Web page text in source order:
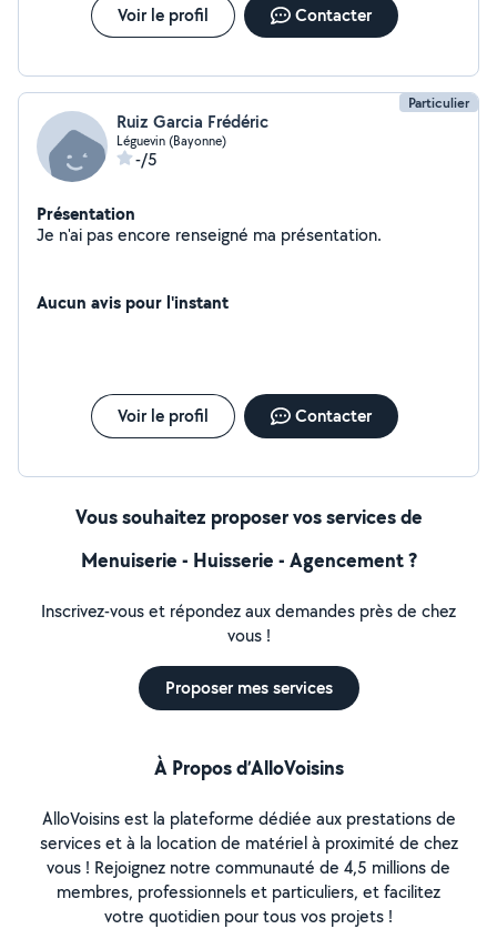
Voir le profil Contacter
Particulier
Ruiz Garcia Frédéric
Léguevin (Bayonne)
-/5
Présentation
Je n'ai pas encore renseigné ma présentation.
Aucun avis pour l'instant
Voir le profil Contacter
Vous souhaitez proposer vos services de
Menuiserie - Huisserie - Agencement ?
Inscrivez-vous et répondez aux demandes près de chez
vous !
Proposer mes services
À Propos d’AlloVoisins
AlloVoisins est la plateforme dédiée aux prestations de
services et à la location de matériel à proximité de chez
vous ! Rejoignez notre communauté de 4,5 millions de
membres, professionnels et particuliers, et facilitez
votre quotidien pour tous vos projets !